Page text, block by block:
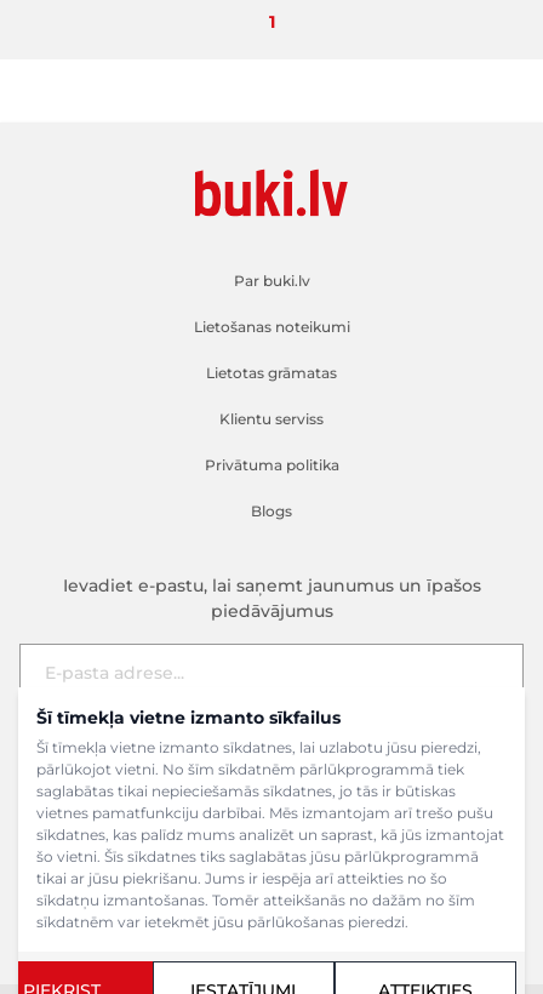
Šī tīmekļa vietne izmanto sīkfailus
Šī tīmekļa vietne izmanto sīkdatnes, lai uzlabotu jūsu pieredzi,
pārlūkojot vietni. No šīm sīkdatnēm pārlūkprogrammā tiek
saglabātas tikai nepieciešamās sīkdatnes, jo tās ir būtiskas
vietnes pamatfunkciju darbībai. Mēs izmantojam arī trešo pušu
sīkdatnes, kas palīdz mums analizēt un saprast, kā jūs izmantojat
šo vietni. Šīs sīkdatnes tiks saglabātas jūsu pārlūkprogrammā
tikai ar jūsu piekrišanu. Jums ir iespēja arī atteikties no šo
sīkdatņu izmantošanas. Tomēr atteikšanās no dažām no šīm
sīkdatnēm var ietekmēt jūsu pārlūkošanas pieredzi.
Pašlaik lasāt lapu
1
Par buki.lv
Lietošanas noteikumi
Lietotas grāmatas
Klientu serviss
Privātuma politika
Blogs
Ievadiet e-pastu, lai saņemt jaunumus un īpašos
piedāvājumus
E-pasta adrese
Pieteikties